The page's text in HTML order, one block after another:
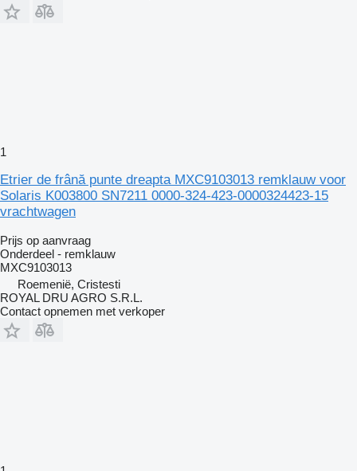
1
Etrier de frână punte dreapta MXC9103013 remklauw voor
Solaris K003800 SN7211 0000-324-423-0000324423-15
vrachtwagen
Prijs op aanvraag
Onderdeel - remklauw
MXC9103013
Roemenië, Cristesti
ROYAL DRU AGRO S.R.L.
Contact opnemen met verkoper